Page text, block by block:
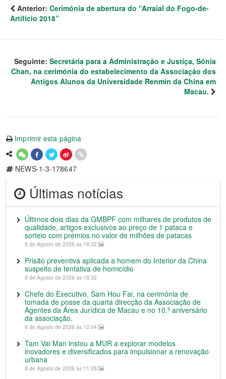
Anterior: Cerimónia de abertura do “Arraial do Fogo-de-
Artifício 2018”
Seguinte: Secretária para a Administração e Justiça, Sónia
Chan, na cerimónia do estabelecimento da Associação dos
Antigos Alunos da Universidade Renmin da China em
Macau.
Imprimir esta página
NEWS-1-3-178647
Últimas notícias
Últimos dois dias da GMBPF com milhares de produtos de
qualidade, artigos exclusivos ao preço de 1 pataca e
sorteio com prémios no valor de milhões de patacas
8 de Agosto de 2026 às 18:32
Prisão preventiva aplicada a homem do Interior da China
suspeito de tentativa de homicídio
8 de Agosto de 2026 às 18:32
Chefe do Executivo, Sam Hou Fai, na cerimónia de
tomada de posse da quarta direcção da Associação de
Agentes da Área Jurídica de Macau e no 10.º aniversário
da associação.
8 de Agosto de 2026 às 12:04
Tam Vai Man instou a MUR a explorar modelos
inovadores e diversificados para impulsionar a renovação
urbana
8 de Agosto de 2026 às 11:28